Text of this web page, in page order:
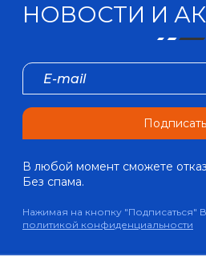
НОВОСТИ И
В любой момент сможете
Без спама.
Нажимая на кнопку "Подписаться"
политикой конфиденциальности